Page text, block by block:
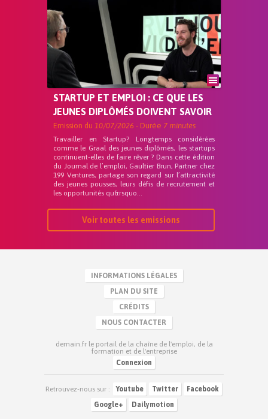
STARTUP ET EMPLOI : CE QUE LES
JEUNES DIPLÔMÉS DOIVENT SAVOIR
Emission du 10/07/2026 - Durée 7 minutes
Travailler en Startup? Longtemps considérées
comme le Graal des jeunes diplômés, les startups
continuent-elles de faire rêver ? Dans cette édition
du Journal de l’emploi, Gaultier Brun, Partner chez
199 Ventures, partage son regard sur l’attractivité
des jeunes pousses, leurs défis de recrutement et
les opportunités qu&rsquo...
Voir toutes les emissions
INFORMATIONS LÉGALES
PLAN DU SITE
CRÉDITS
NOUS CONTACTER
demain.fr le portail de la chaîne de l'emploi, de la
formation et de l'entreprise
Connexion
Retrouvez-nous sur : Youtube Twitter
Facebook
Google+
Dailymotion